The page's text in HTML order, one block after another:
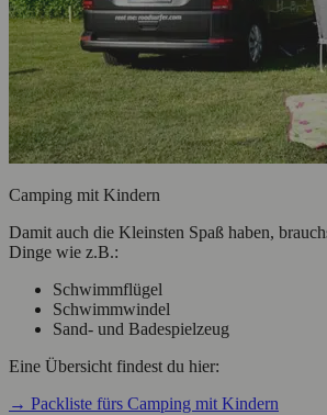
Camping mit Kindern
Damit auch die Kleinsten Spaß haben,
Dinge wie z.B.:
Schwimmflügel
Schwimmwindel
Sand- und Badespielzeug
Eine Übersicht findest du hier:
→ Packliste fürs Camping mit Kindern